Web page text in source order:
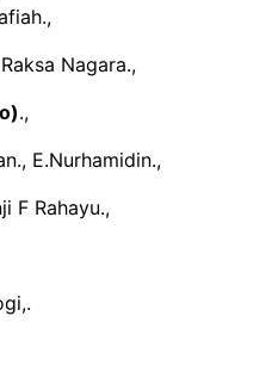
Nagara.,
.,
E.Nurhamidin.,
F Rahayu.,